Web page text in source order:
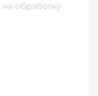
на обработку